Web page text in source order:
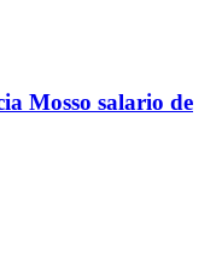
Mosso salario de